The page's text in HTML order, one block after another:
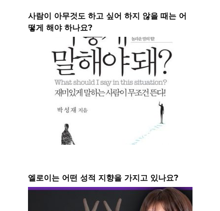
사람이 아무것도 하고 싶어 하지 않을 때는 어
떻게 해야 하나요?
엘로이는 어떤 성적 지향을 가지고 있나요?